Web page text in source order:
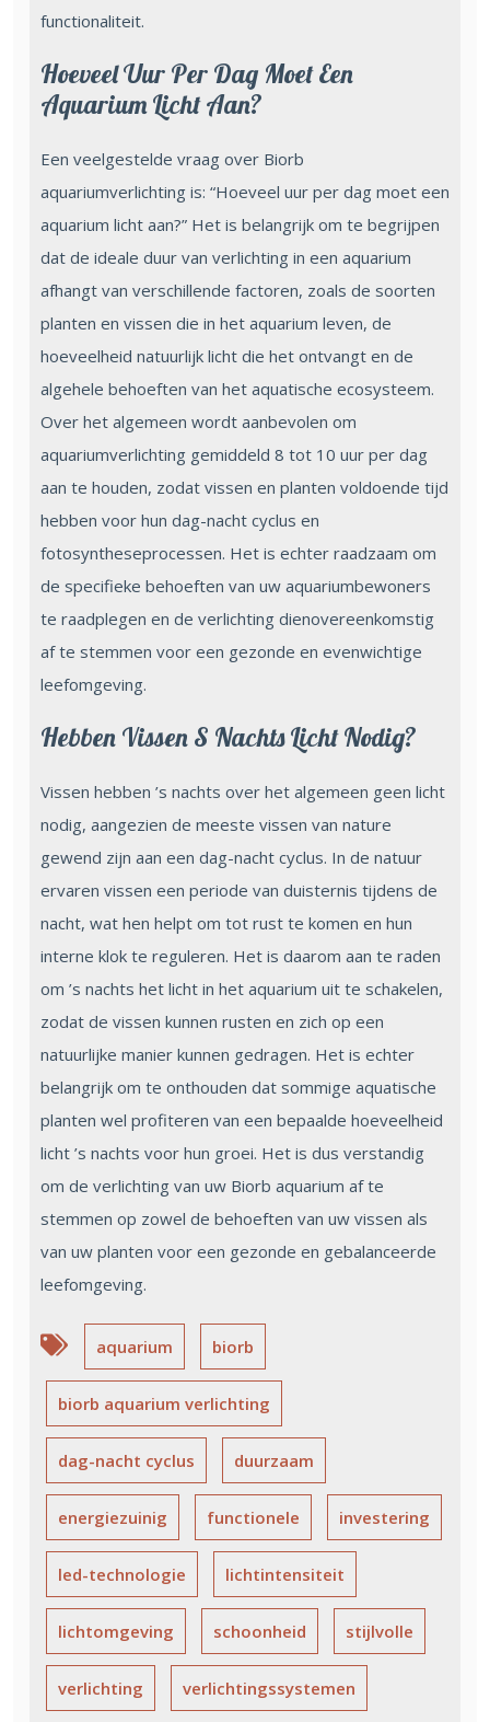
functionaliteit.
Hoeveel Uur Per Dag Moet Een
Aquarium Licht Aan?
Een veelgestelde vraag over Biorb
aquariumverlichting is: “Hoeveel uur per dag moet een
aquarium licht aan?” Het is belangrijk om te begrijpen
dat de ideale duur van verlichting in een aquarium
afhangt van verschillende factoren, zoals de soorten
planten en vissen die in het aquarium leven, de
hoeveelheid natuurlijk licht die het ontvangt en de
algehele behoeften van het aquatische ecosysteem.
Over het algemeen wordt aanbevolen om
aquariumverlichting gemiddeld 8 tot 10 uur per dag
aan te houden, zodat vissen en planten voldoende tijd
hebben voor hun dag-nacht cyclus en
fotosyntheseprocessen. Het is echter raadzaam om
de specifieke behoeften van uw aquariumbewoners
te raadplegen en de verlichting dienovereenkomstig
af te stemmen voor een gezonde en evenwichtige
leefomgeving.
Hebben Vissen S Nachts Licht Nodig?
Vissen hebben ’s nachts over het algemeen geen licht
nodig, aangezien de meeste vissen van nature
gewend zijn aan een dag-nacht cyclus. In de natuur
ervaren vissen een periode van duisternis tijdens de
nacht, wat hen helpt om tot rust te komen en hun
interne klok te reguleren. Het is daarom aan te raden
om ’s nachts het licht in het aquarium uit te schakelen,
zodat de vissen kunnen rusten en zich op een
natuurlijke manier kunnen gedragen. Het is echter
belangrijk om te onthouden dat sommige aquatische
planten wel profiteren van een bepaalde hoeveelheid
licht ’s nachts voor hun groei. Het is dus verstandig
om de verlichting van uw Biorb aquarium af te
stemmen op zowel de behoeften van uw vissen als
van uw planten voor een gezonde en gebalanceerde
leefomgeving.
aquarium biorb
biorb aquarium verlichting
dag-nacht cyclus duurzaam
energiezuinig functionele investering
led-technologie lichtintensiteit
lichtomgeving schoonheid stijlvolle
verlichting verlichtingssystemen